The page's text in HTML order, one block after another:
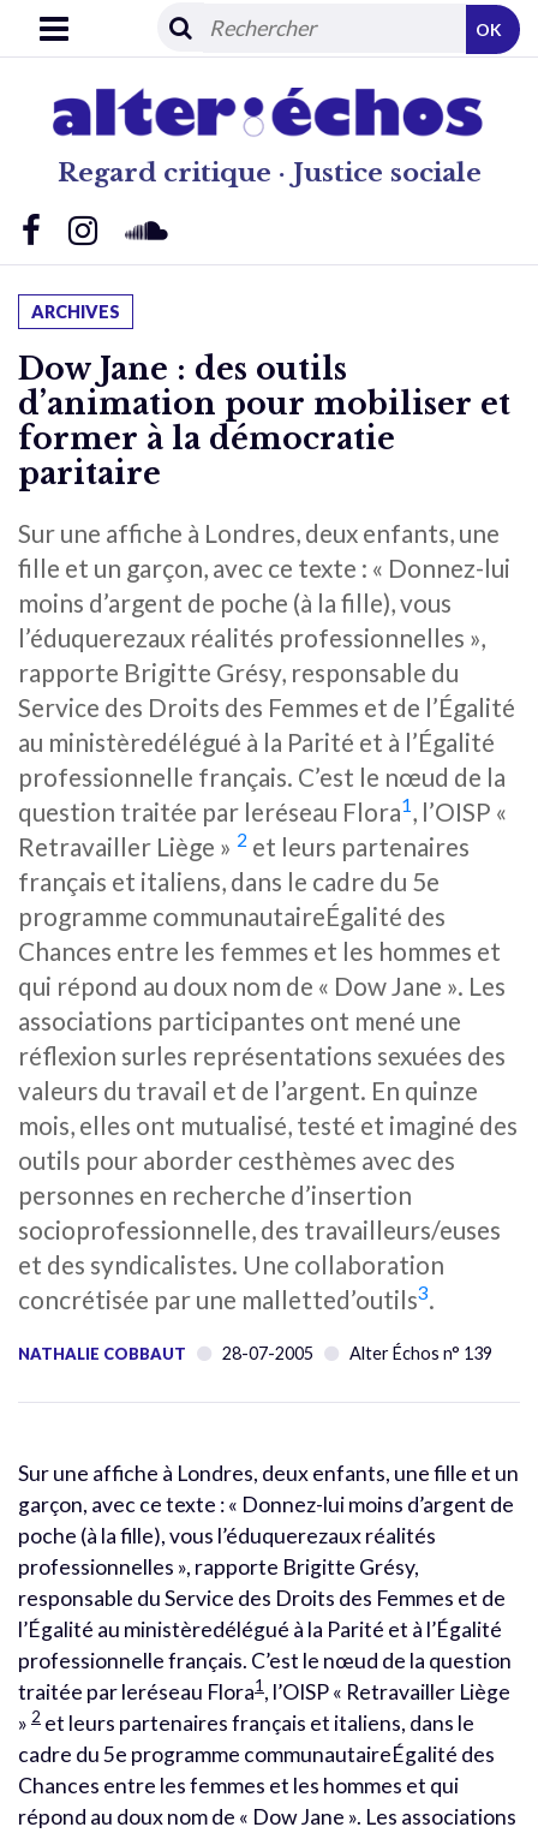
Regard critique · Justice sociale
OK
ARCHIVES
Dow Jane : des outils
d’animation pour mobiliser et
former à la démocratie
paritaire
Sur une affiche à Londres, deux enfants, une
fille et un garçon, avec ce texte : « Donnez-lui
moins d’argent de poche (à la fille), vous
l’éduquerezaux réalités professionnelles »,
rapporte Brigitte Grésy, responsable du
Service des Droits des Femmes et de l’Égalité
au ministèredélégué à la Parité et à l’Égalité
professionnelle français. C’est le nœud de la
question traitée par leréseau Flora1 , l’OISP «
Retravailler Liège » 2 et leurs partenaires
français et italiens, dans le cadre du 5e
programme communautaireÉgalité des
Chances entre les femmes et les hommes et
qui répond au doux nom de « Dow Jane ». Les
associations participantes ont mené une
réflexion surles représentations sexuées des
valeurs du travail et de l’argent. En quinze
mois, elles ont mutualisé, testé et imaginé des
outils pour aborder cesthèmes avec des
personnes en recherche d’insertion
socioprofessionnelle, des travailleurs/euses
et des syndicalistes. Une collaboration
concrétisée par une malletted’outils3.
NATHALIE COBBAUT 28-07-2005 Alter Échos n° 139
Sur une affiche à Londres, deux enfants, une fille et un
garçon, avec ce texte : « Donnez-lui moins d’argent de
poche (à la fille), vous l’éduquerezaux réalités
professionnelles », rapporte Brigitte Grésy,
responsable du Service des Droits des Femmes et de
l’Égalité au ministèredélégué à la Parité et à l’Égalité
professionnelle français. C’est le nœud de la question
traitée par leréseau Flora1 , l’OISP « Retravailler Liège
» 2 et leurs partenaires français et italiens, dans le
cadre du 5e programme communautaireÉgalité des
Chances entre les femmes et les hommes et qui
répond au doux nom de « Dow Jane ». Les associations